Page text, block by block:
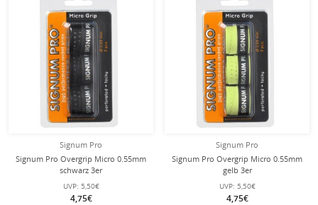
Signum Pro
Signum Pro Overgrip Micro 0.55mm
schwarz 3er
UVP: 5,50€
4,75€
Signum Pro
Signum Pro Overgrip Micro 0.55mm
gelb 3er
UVP: 5,50€
4,75€